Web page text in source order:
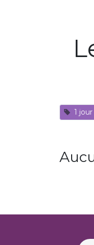
1 jour